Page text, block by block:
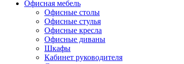
Офисная мебель
Офисные столы
Офисные стулья
Офисные кресла
Офисные диваны
Шкафы
Кабинет руководителя